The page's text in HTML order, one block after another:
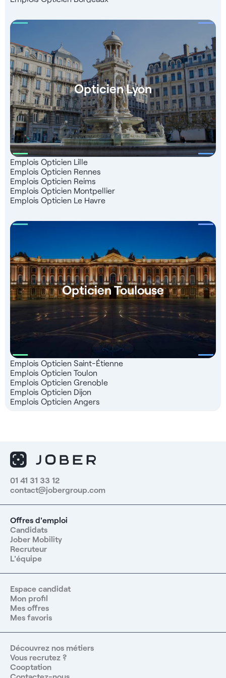
sont satisfaits.
Opticien Lyon
Emplois Opticien Lille
Emplois Opticien Rennes
Emplois Opticien Reims
Emplois Opticien Montpellier
Emplois Opticien Le Havre
Opticien Toulouse
Emplois Opticien Saint-Étienne
Emplois Opticien Toulon
Emplois Opticien Grenoble
Emplois Opticien Dijon
Emplois Opticien Angers
01 41 31 33 12
contact@jobergroup.com
Offres d'emploi
Candidats
Jober Mobility
Recruteur
L'équipe
Espace candidat
Mon profil
Mes offres
Mes favoris
Découvrez nos métiers
Vous recrutez ?
Cooptation